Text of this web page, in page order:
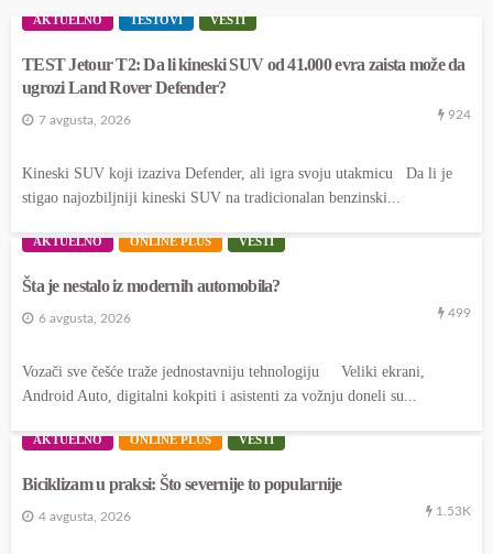
AKTUELNO TESTOVI VESTI
TEST Jetour T2: Da li kineski SUV od 41.000 evra zaista može da
ugrozi Land Rover Defender?
7 avgusta, 2026 924
Kineski SUV koji izaziva Defender, ali igra svoju utakmicu Da li je
stigao najozbiljniji kineski SUV na tradicionalan benzinski...
AKTUELNO ONLINE PLUS VESTI
Šta je nestalo iz modernih automobila?
6 avgusta, 2026 499
Vozači sve češće traže jednostavniju tehnologiju Veliki ekrani,
Android Auto, digitalni kokpiti i asistenti za vožnju doneli su...
AKTUELNO ONLINE PLUS VESTI
Biciklizam u praksi: Što severnije to popularnije
4 avgusta, 2026 1.53K